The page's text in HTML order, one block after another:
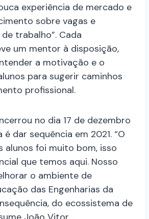
experiência de mercado e
sobre vagas e
trabalho”. Cada
um mentor à disposição,
a motivação e o
para sugerir caminhos
profissional.
no dia 17 de dezembro
dar sequência em 2021. “O
alunos foi muito bom, isso
que temos aqui. Nosso
o ambiente de
das Engenharias da
do ecossistema de